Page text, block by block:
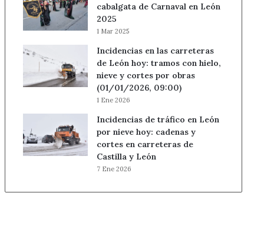
cabalgata de Carnaval en León
2025
1 Mar 2025
Incidencias en las carreteras
de León hoy: tramos con hielo,
nieve y cortes por obras
(01/01/2026, 09:00)
1 Ene 2026
Incidencias de tráfico en León
por nieve hoy: cadenas y
cortes en carreteras de
Castilla y León
7 Ene 2026